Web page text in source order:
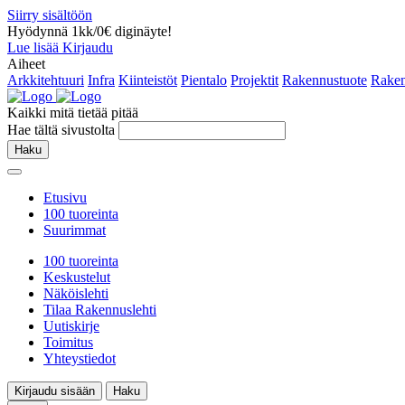
Siirry sisältöön
Hyödynnä 1kk/0€ diginäyte!
Lue lisää Kirjaudu
Aiheet
Arkkitehtuuri Infra Kiinteistöt Pientalo Projektit Rakennustuote
Kaikki mitä tietää pitää
Hae tältä sivustolta
Haku
Etusivu
100 tuoreinta
Suurimmat
100 tuoreinta
Keskustelut
Näköislehti
Tilaa Rakennuslehti
Uutiskirje
Toimitus
Yhteystiedot
Kirjaudu sisään
Haku